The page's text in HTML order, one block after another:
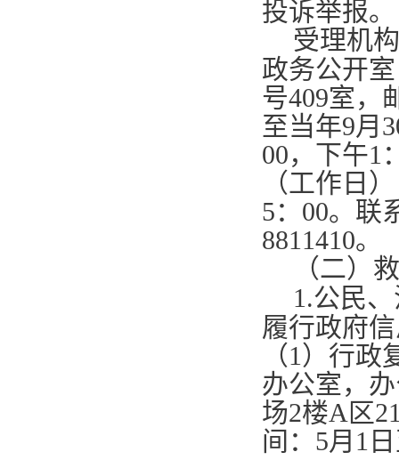
投诉举报。
受理机
政务公开
号409室，
至当年9月
00，下午1
（工作日
5： 00。联
8811410。
（二）
1.公民
履行政府
（1 ）行政
办公室，
场2楼A 区
间： 5月 1